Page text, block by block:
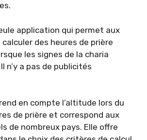
application qui permet aux
des heures de prière
les signes de la charia
n’y a pas de publicités
en compte l’altitude lors du
de prière et correspond aux
de nombreux pays. Elle offre